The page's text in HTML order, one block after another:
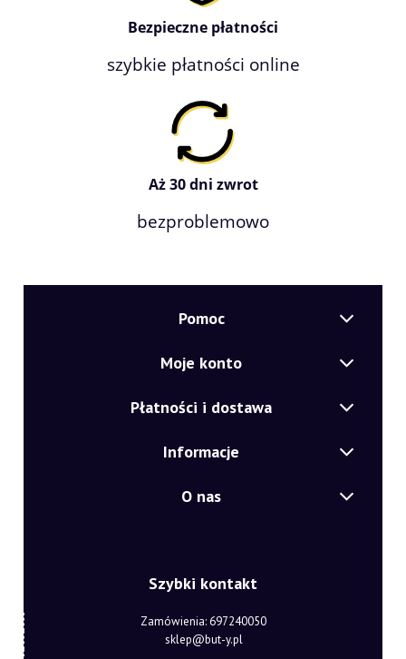
Bezpieczne płatności
szybkie płatności online
Aż 30 dni zwrot
bezproblemowo
Pomoc
Moje konto
Płatności i dostawa
Informacje
O nas
Szybki kontakt
Zamówienia: 697240050
sklep@but-y.pl